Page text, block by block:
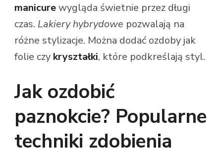
manicurewygląda świetnie przez długi
czas. Lakiery hybrydowe pozwalają na
różne stylizacje. Można dodać ozdoby jak
folie czy kryształki, które podkreślają styl.
Jak ozdobić
paznokcie? Popularne
techniki zdobienia